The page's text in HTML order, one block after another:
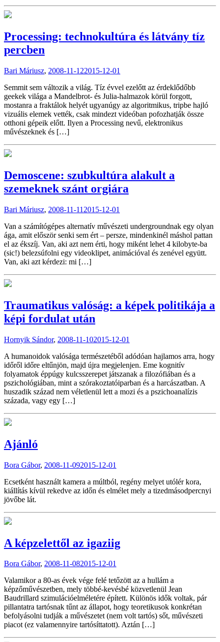
Processing: technokultúra és látvány tíz
percben
Bari Máriusz, 2008-11-122015-12-01
Semmit sem változik a világ. Tíz évvel ezelőtt az érdeklődőbb
geekek világa a Mandelbrot- és Julia-halmazok körül forgott,
mostanra a fraktálok helyét ugyanúgy az algoritmikus, tripbe hajló
vizuális elemek vették, csak mindezt videóban pofozhatják össze
otthoni gépeik előtt. Ilyen a Processing nevű, elektronikus
művészeknek és […]
Demoscene: szubkultúra alakult a
szemeknek szánt orgiára
Bari Máriusz, 2008-11-11 2015-12-01
Van a számítógépes alternatív művészeti undergroundnak egy olyan
ága, amit először senki sem ért – persze, mindenkinél máshol pattan
el az ékszíj. Van, aki azt nem érti, hogy miként lehet 4 kilobyte-ba
(sic!) belezsúfolni egy videoklipet, animációval és zenével együtt.
Van, aki azt kérdezi: mi […]
Traumatikus valóság: a képek politikája a
képi fordulat után
Hornyik Sándor, 2008-11-102015-12-01
A humanoidok valósága természetéből adódóan hajlamos arra, hogy
időről időre eltűnjön, majd újra megjelenjen. Eme kognitív
folyamatok éppúgy kulcsszerepet játszanak a filozófiában és a
pszichológiában, mint a szórakoztatóiparban és a harcászatban. A
huszadik század nem véletlenül lett a mozi és a pszichoanalízis
százada, vagy egy […]
Ajánló
Bora Gábor, 2008-11-092015-12-01
Ecsetként használt kamera a múltból, regény melyet utólér kora,
kiállítás kívül rekedve az időn és elmélet mely a tizedmásodpercnyi
jövőbe lát.
A képzelettől az igaziig
Bora Gábor, 2008-11-082015-12-01
Valamikor a 80-as évek vége felé tetőzött az a hullám a
képzőművészetben, mely többé-kevésbé közvetlenül Jean
Baudrillard szimulációelméletére épített. Különös idők voltak, pár
pillantatra tartósnak tűnt az állapot, hogy teoretikusok konkrétan
befolyásolni tudják a művészetet (nem volt tartós) sőt, művészeti
piacot (ez valamennyire tartósíttatott). Aztán […]